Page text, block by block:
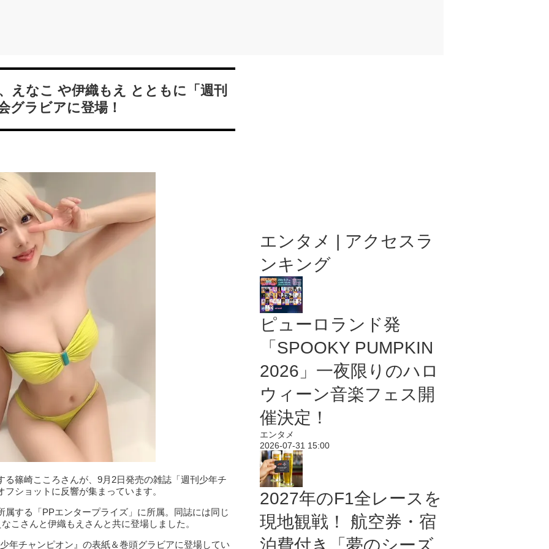
えなこ や伊織もえ とともに「週刊
グラビアに登場！
篠崎こころさんが、9月2日発売の雑誌「週刊少年チ
ショットに反響が集まっています。
する「PPエンタープライズ」に所属。同誌には同じ
こさんと伊織もえさんと共に登場しました。
年チャンピオン』の表紙＆巻頭グラビアに登場してい
エンタメ | アクセスラ
ンキング
ピューロランド発
「SPOOKY PUMPKIN
2026」一夜限りのハロ
ウィーン音楽フェス開
催決定！
エンタメ
2026-07-31 15:00
2027年のF1全レースを
現地観戦！ 航空券・宿
泊費付き「夢のシーズ